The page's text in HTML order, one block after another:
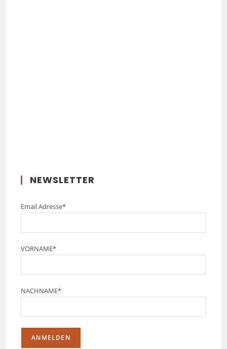
NEWSLETTER
Email Adresse*
VORNAME*
NACHNAME*